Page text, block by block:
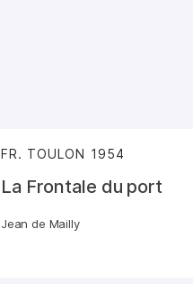
FR. TOULON 1954
La Frontale du port
Jean de Mailly